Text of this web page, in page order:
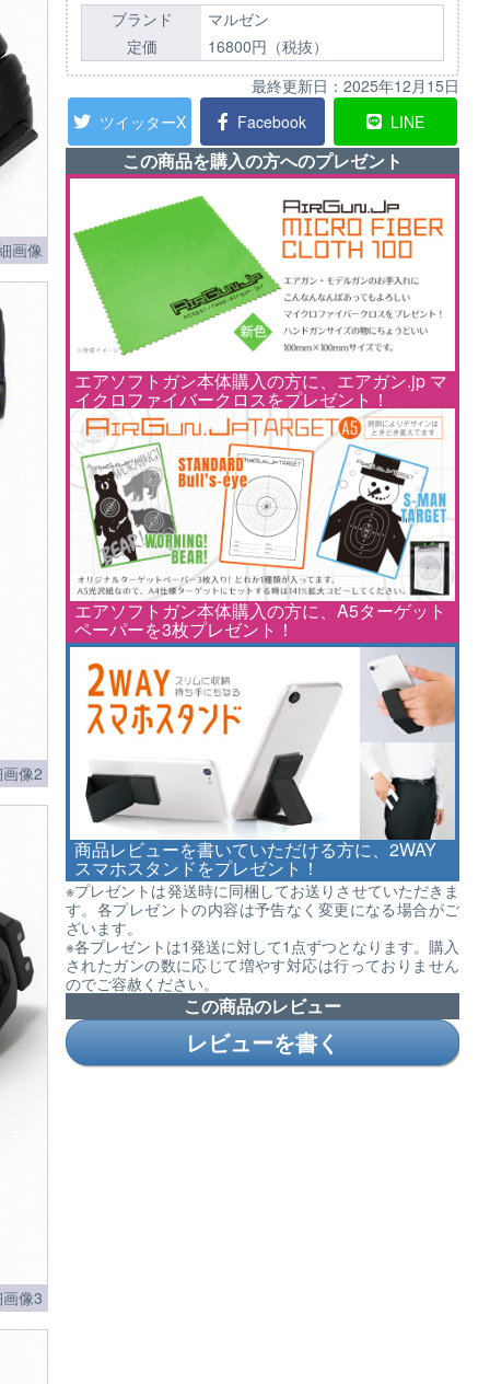
ブランド
マルゼン
定価
16800円（税抜）
最終更新日： 2025年12月15日
ツイッターX
Facebook LINE
この商品を購入の方へのプレゼント
エアソフトガン本体購入の方に、エアガン.jp マ
イクロファイバークロスをプレゼント！
エアソフトガン本体購入の方に、A5ターゲット
ペーパーを3枚プレゼント！
商品レビューを書いていただける方に、2WAY
スマホスタンドをプレゼント！
※プレゼントは発送時に同梱してお送りさせていただきま
す。各プレゼントの内容は予告なく変更になる場合がご
ざいます。
※各プレゼントは1発送に対して1点ずつとなります。購入
されたガンの数に応じて増やす対応は行っておりません
のでご容赦ください。
この商品のレビュー
レビューを書く
画像
像2
像3